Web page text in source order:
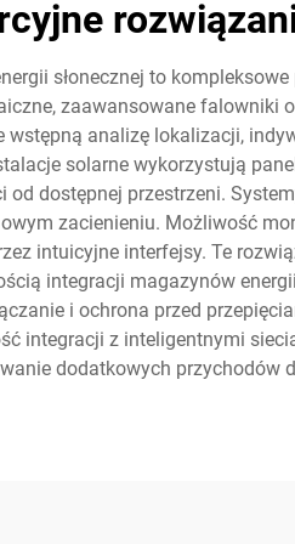
słonecznej to
zaawansowane falowniki
analizę lokalizacji,
solarne wykorzystują
dostępnej przestrzeni.
zacienieniu. Możliwość
intuicyjne interfejsy. Te
integracji magazynów
i ochrona przed
integracji z inteligentnymi
dodatkowych przychodów